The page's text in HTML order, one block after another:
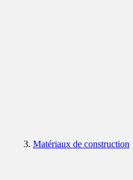
Matériaux de construction